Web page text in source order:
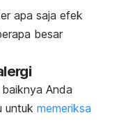
apa saja efek
besar
Anda
untuk memeriksa